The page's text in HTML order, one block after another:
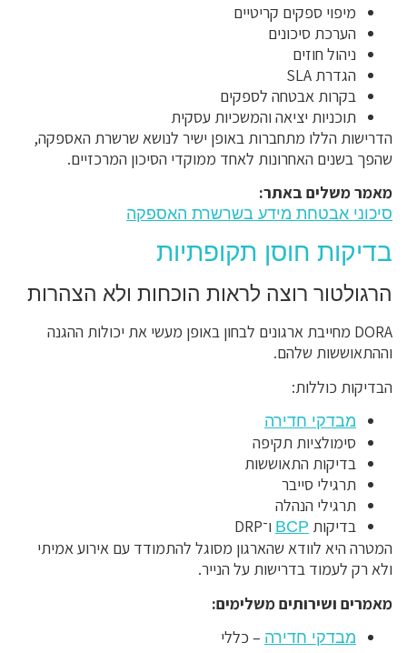
מיפוי ספקים קריטיים
הערכת סיכונים
ניהול חוזים
הגדרת SLA
בקרות אבטחה לספקים
תוכניות יציאה והמשכיות עסקית
הדרישות הללו מתחברות באופן ישיר לנושא שרשרת האספקה,
שהפך בשנים האחרונות לאחד ממוקדי הסיכון המרכזיים.
מאמר משלים באתר:
סיכוני אבטחת מידע בשרשרת האספקה
בדיקות חוסן תקופתיות
הרגולטור רוצה לראות הוכחות ולא הצהרות
DORA מחייבת ארגונים לבחון באופן מעשי את יכולות ההגנה
וההתאוששות שלהם.
הבדיקות כוללות:
מבדקי חדירה
סימולציות תקיפה
בדיקות התאוששות
תרגילי סייבר
תרגילי הנהלה
בדיקות BCP ו־DRP
המטרה היא לוודא שהארגון מסוגל להתמודד עם אירוע אמיתי
ולא רק לעמוד בדרישות על הנייר.
מאמרים ושירותים משלימים:
מבדקי חדירה – כללי